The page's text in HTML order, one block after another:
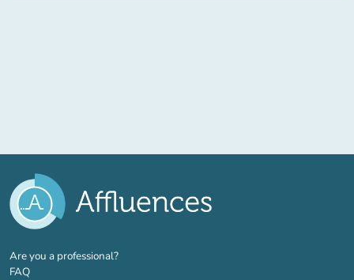
Are you a professional?(new tab)
FAQ